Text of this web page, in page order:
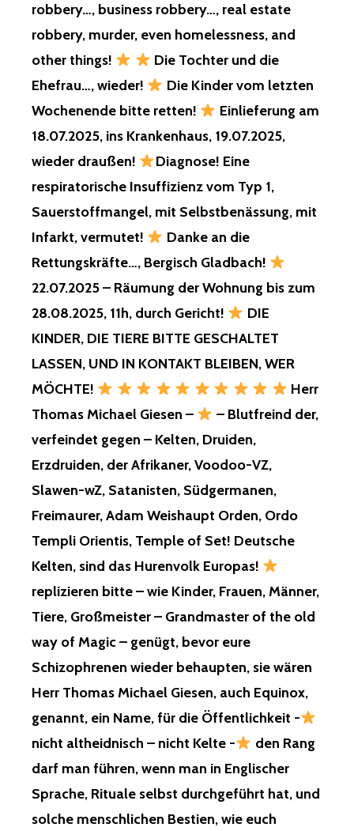
robbery…, business robbery…, real estate
robbery, murder, even homelessness, and
other things!
Die Tochter und die
Ehefrau…, wieder!
Die Kinder vom letzten
Wochenende bitte retten!
Einlieferung am
18.07.2025, ins Krankenhaus, 19.07.2025,
wieder draußen!
Diagnose! Eine
respiratorische Insuffizienz vom Typ 1,
Sauerstoffmangel, mit Selbstbenässung, mit
Infarkt, vermutet!
Danke an die
Rettungskräfte…, Bergisch Gladbach!
22.07.2025 – Räumung der Wohnung bis zum
28.08.2025, 11h, durch Gericht!
DIE
KINDER, DIE TIERE BITTE GESCHALTET
LASSEN, UND IN KONTAKT BLEIBEN, WER
MÖCHTE!
Herr
Thomas Michael Giesen –
– Blutfreind der,
verfeindet gegen – Kelten, Druiden,
Erzdruiden, der Afrikaner, Voodoo-VZ,
Slawen-wZ, Satanisten, Südgermanen,
Freimaurer, Adam Weishaupt Orden, Ordo
Templi Orientis, Temple of Set! Deutsche
Kelten, sind das Hurenvolk Europas!
replizieren bitte – wie Kinder, Frauen, Männer,
Tiere, Großmeister – Grandmaster of the old
way of Magic – genügt, bevor eure
Schizophrenen wieder behaupten, sie wären
Herr Thomas Michael Giesen, auch Equinox,
genannt, ein Name, für die Öffentlichkeit -
nicht altheidnisch – nicht Kelte -
den Rang
darf man führen, wenn man in Englischer
Sprache, Rituale selbst durchgeführt hat, und
solche menschlichen Bestien, wie euch